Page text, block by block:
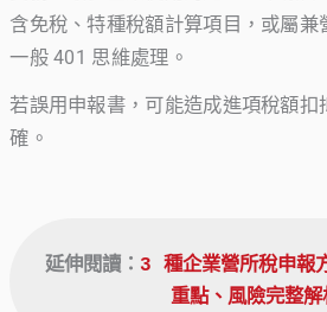
含免稅、特種稅額計算項目，或屬兼
一般 401 思維處理。
若誤用申報書，可能造成進項稅額扣
確。
延伸閱讀： 3 種企業營所稅申報
重點、風險完整解